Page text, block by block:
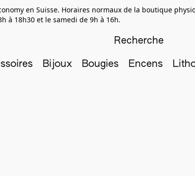
en Suisse. Horaires normaux de la boutique
à 18h30 et le samedi de 9h à 16h.
Bijoux Bougies Encens